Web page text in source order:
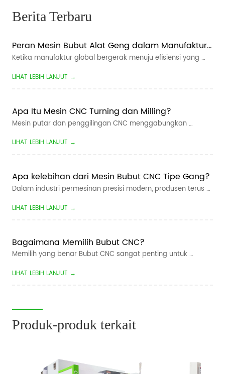
Berita Terbaru
Peran Mesin Bubut Alat Geng dalam Manufaktur
Cerdas
Ketika manufaktur global bergerak menuju efisiensi yang
yang lebih fleksibel, manufaktur cerdas telah menjadi arah
yang memproduksi suku c...
LIHAT LEBIH LANJUT →
Apa Itu Mesin CNC Turning dan Milling?
Mesin putar dan penggilingan CNC menggabungkan
yang dikendalikan komputer. Ini dirancang untuk
seperti diameter, lancip dan benang - dan fitur...
LIHAT LEBIH LANJUT →
Apa kelebihan dari Mesin Bubut CNC Tipe Gang?
Dalam industri permesinan presisi modern, produsen terus
ketat, dan biaya produksi yang lebih rendah. Untuk mesin
menjadi salah satu s...
LIHAT LEBIH LANJUT →
Bagaimana Memilih Bubut CNC?
Memilih yang benar Bubut CNC sangat penting untuk
produksi, dan memastikan kualitas suku cadang yang
LIHAT LEBIH LANJUT →
Produk-produk terkait